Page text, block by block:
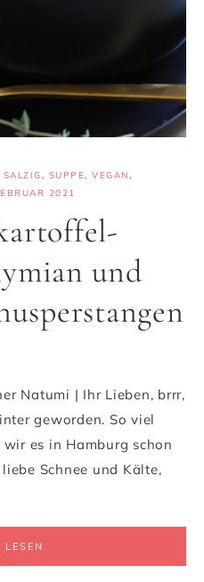
SALZIG, SUPPE, VEGAN,
2021
und
Natumi | Ihr Lieben, brrr,
geworden. So viel
es in Hamburg schon
Schnee und Kälte,
LESEN